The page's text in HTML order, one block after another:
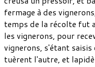
fermage à des
temps de la récolte fut
les vignerons, pour
vignerons, s'étant
tuèrent l'autre, et